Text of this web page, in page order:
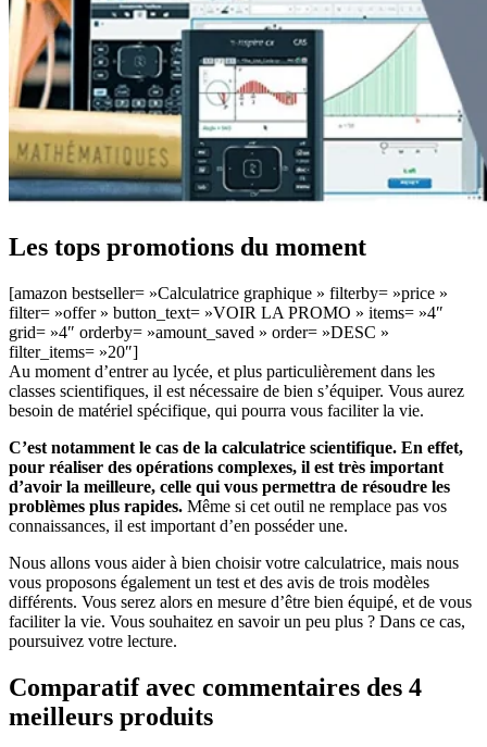
Les tops promotions du moment
[amazon bestseller= »Calculatrice graphique » filterby= »price »
filter= »offer » button_text= »VOIR LA PROMO » items= »4″
grid= »4″ orderby= »amount_saved » order= »DESC »
filter_items= »20″]
Au moment d’entrer au lycée, et plus particulièrement dans les
classes scientifiques, il est nécessaire de bien s’équiper. Vous aurez
besoin de matériel spécifique, qui pourra vous faciliter la vie.
C’est notamment le cas de la calculatrice scientifique. En effet,
pour réaliser des opérations complexes, il est très important
d’avoir la meilleure, celle qui vous permettra de résoudre les
problèmes plus rapides. Même si cet outil ne remplace pas vos
connaissances, il est important d’en posséder une.
Nous allons vous aider à bien choisir votre calculatrice, mais nous
vous proposons également un test et des avis de trois modèles
différents. Vous serez alors en mesure d’être bien équipé, et de vous
faciliter la vie. Vous souhaitez en savoir un peu plus ? Dans ce cas,
poursuivez votre lecture.
Comparatif avec commentaires des 4
meilleurs produits